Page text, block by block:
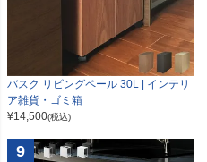
バスク リビングペール 30L | インテリ
ア雑貨・ゴミ箱
¥14,500(税込)
9